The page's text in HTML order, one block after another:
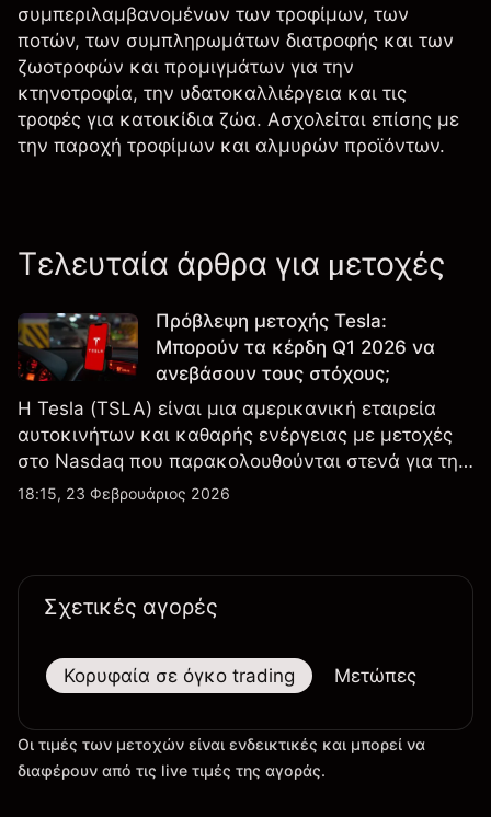
συμπεριλαμβανομένων των τροφίμων, των
ποτών, των συμπληρωμάτων διατροφής και των
ζωοτροφών και προμιγμάτων για την
κτηνοτροφία, την υδατοκαλλιέργεια και τις
τροφές για κατοικίδια ζώα. Ασχολείται επίσης με
την παροχή τροφίμων και αλμυρών προϊόντων.
Τελευταία άρθρα για μετοχές
Πρόβλεψη μετοχής Tesla:
Μπορούν τα κέρδη Q1 2026 να
ανεβάσουν τους στόχους;
Η Tesla (TSLA) είναι μια αμερικανική εταιρεία
αυτοκινήτων και καθαρής ενέργειας με μετοχές
στο Nasdaq που παρακολουθούνται στενά για την
απόδοση κερδών, τα δεδομένα παραδόσεων και
18:15, 23 Φεβρουάριος 2026
Σχετικές αγορές
Κορυφαία σε όγκο trading Μετώπες
Οι τιμές των μετοχών είναι ενδεικτικές και μπορεί να
διαφέρουν από τις live τιμές της αγοράς.